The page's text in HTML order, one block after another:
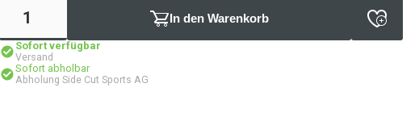
In den Warenkorb
Sofort verfügbar
Versand
Sofort abholbar
Abholung Side Cut Sports AG